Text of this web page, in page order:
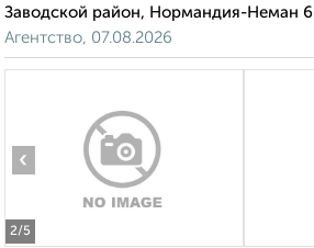
Заводской район, Нормандия-Неман 6
Агентство, 07.08.2026
2/5
‹